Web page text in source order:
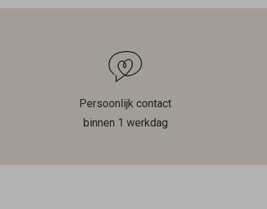
Persoonlijk contact
binnen 1 werkdag